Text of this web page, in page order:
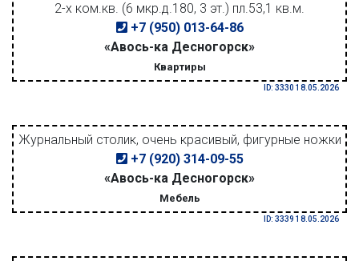
2-х ком.кв. (6 мкр.д.180, 3 эт.) пл.53,1 кв.м.
+7 (950) 013-64-86
«Авось-ка Десногорск»
Квартиры
ID: 3330 18.05.2026
Журнальный столик, очень красивый, фигурные ножки
+7 (920) 314-09-55
«Авось-ка Десногорск»
Мебель
ID: 3339 18.05.2026